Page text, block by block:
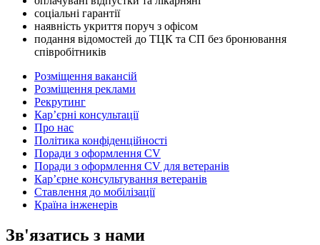
соціальні гарантії
наявність укриття поруч з офісом
подання відомостей до ТЦК та СП без бронювання
співробітників
Розміщення вакансій
Розміщення реклами
Рекрутинг
Карʼєрні консультації
Про нас
Політика конфіденційності
Поради з оформлення CV
Поради з оформлення CV для ветеранів
Карʼєрне консультування ветеранів
Ставлення до мобілізації
Країна інженерів
Зв'язатись з нами